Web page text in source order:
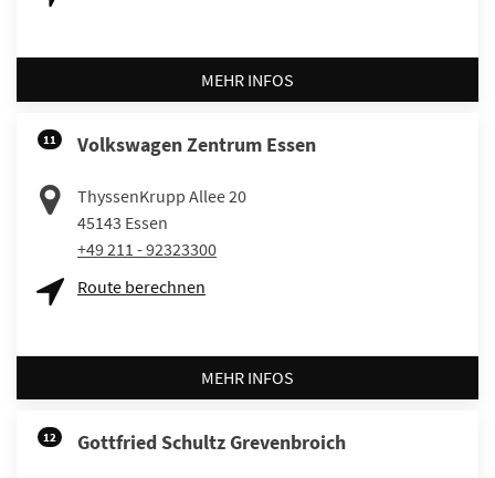
MEHR INFOS
11 Volkswagen Zentrum Essen
ThyssenKrupp Allee 20
45143 Essen
+49 211 - 92323300
Route berechnen
MEHR INFOS
12 Gottfried Schultz Grevenbroich